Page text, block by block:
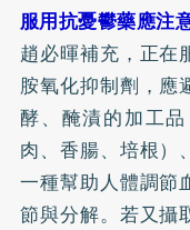
服用抗憂鬰藥應注
趙必暉補充，正在
胺氧化抑制劑，應
酵、醃漬的加工
肉、香腸、培根）
一種幫助人體調節
節與分解。若又攝